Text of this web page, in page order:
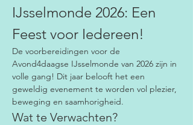
IJsselmonde 2026: Een
Feest voor Iedereen!
De voorbereidingen voor de
Avond4daagse IJsselmonde van 2026 zijn in
volle gang! Dit jaar belooft het een
geweldig evenement te worden vol plezier,
beweging en saamhorigheid.
Wat te Verwachten?